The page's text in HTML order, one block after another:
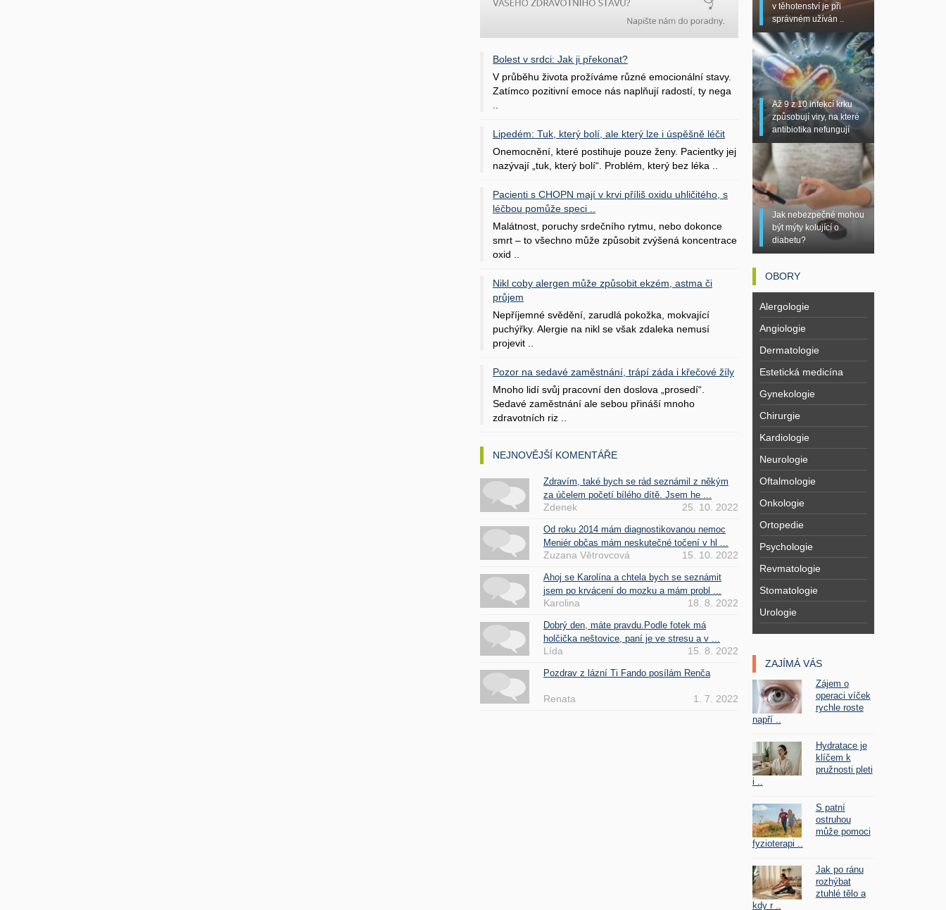
Bolest v srdci: Jak ji překonat?
V průběhu života prožíváme různé emocionální stavy.
Zatímco pozitivní emoce nás naplňují radostí, ty nega
..
Lipedém: Tuk, který bolí, ale který lze i úspěšně léčit
Onemocnění, které postihuje pouze ženy. Pacientky jej
nazývají „tuk, který bolí“. Problém, který bez léka ..
Pacienti s CHOPN mají v krvi příliš oxidu uhličitého, s
léčbou pomůže speci ..
Malátnost, poruchy srdečního rytmu, nebo dokonce
smrt – to všechno může způsobit zvýšená koncentrace
oxid ..
Nikl coby alergen může způsobit ekzém, astma či
průjem
Nepříjemné svědění, zarudlá pokožka, mokvající
puchýřky. Alergie na nikl se však zdaleka nemusí
projevit ..
Pozor na sedavé zaměstnání, trápí záda i křečové žíly
Mnoho lidí svůj pracovní den doslova „prosedí“.
Sedavé zaměstnání ale sebou přináší mnoho
zdravotních riz ..
NEJNOVĚJŠÍ KOMENTÁŘE
Zdravím, také bych se rád seznámil z někým
za účelem početí bílého dítě. Jsem he ...
Zdenek 25. 10. 2022
Od roku 2014 mám diagnostikovanou nemoc
Meniér občas mám neskutečné točení v hl ...
Zuzana Větrovcová 15. 10. 2022
Ahoj se Karolína a chtela bych se seznámit
jsem po krvácení do mozku a mám probl ...
Karolina 18. 8. 2022
Dobrý den, máte pravdu.Podle fotek má
holčička neštovice, paní je ve stresu a v ...
Lída 15. 8. 2022
Pozdrav z lázní Ti Fando posílám Renča
Renata 1. 7. 2022
v těhotenství je při
správném užíván ..
Až 9 z 10 infekcí krku
způsobují viry, na které
antibiotika nefungují
Jak nebezpečné mohou
být mýty kolující o
diabetu?
OBORY
Alergologie
Angiologie
Dermatologie
Estetická medicína
Gynekologie
Chirurgie
Kardiologie
Neurologie
Oftalmologie
Onkologie
Ortopedie
Psychologie
Revmatologie
Stomatologie
Urologie
ZAJÍMÁ VÁS
Zájem o
operaci víček
rychle roste
napří ..
Hydratace je
klíčem k
pružnosti pleti
i ..
S patní
ostruhou
může pomoci
fyzioterapi ..
Jak po ránu
rozhýbat
ztuhlé tělo a
kdy r ..